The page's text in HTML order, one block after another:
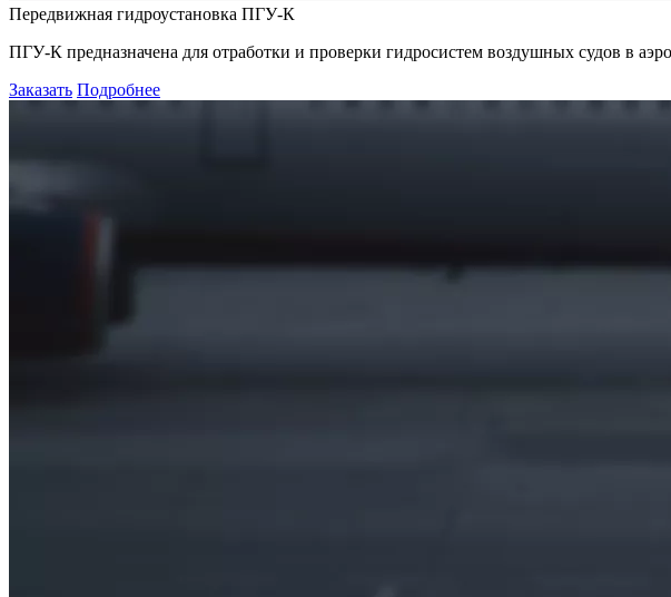
Передвижная гидроустановка ПГУ-К
ПГУ-К предназначена для отработки и проверки гидросистем воздушных судов в
Заказать Подробнее